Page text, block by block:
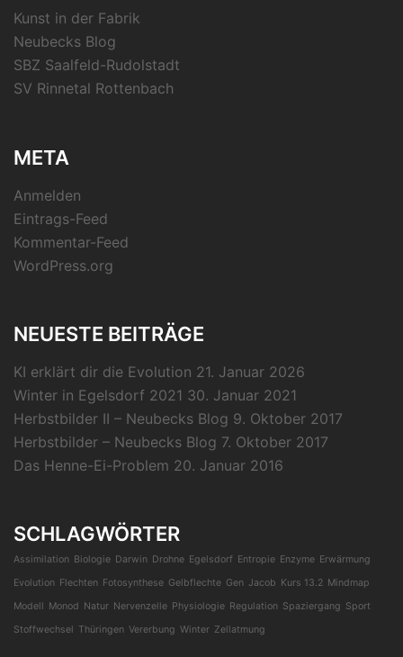
Kunst in der Fabrik
Neubecks Blog
SBZ Saalfeld-Rudolstadt
SV Rinnetal Rottenbach
META
Anmelden
Eintrags-Feed
Kommentar-Feed
WordPress.org
NEUESTE BEITRÄGE
KI erklärt dir die Evolution 21. Januar 2026
Winter in Egelsdorf 2021 30. Januar 2021
Herbstbilder II – Neubecks Blog 9. Oktober 2017
Herbstbilder – Neubecks Blog 7. Oktober 2017
Das Henne-Ei-Problem 20. Januar 2016
SCHLAGWÖRTER
Assimilation Biologie Darwin Drohne Egelsdorf Entropie Enzyme Erwärmung
Evolution Flechten Fotosynthese Gelbflechte Gen Jacob Kurs 13.2 Mindmap
Modell Monod Natur Nervenzelle Physiologie Regulation Spaziergang Sport
Stoffwechsel Thüringen Vererbung Winter Zellatmung